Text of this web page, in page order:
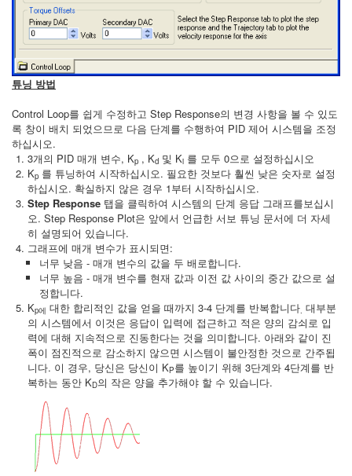
튜닝 방법
Control Loop를 쉽게 수정하고 Step Response의 변경 사항을 볼 수 있도
록 창이 배치 되었으므로 다음 단계를 수행하여 PID 제어 시스템을 조정
하십시오.
3개의 PID 매개 변수, Kp , Kd 및 Ki 를 모두 0으로 설정하십시오
Kp 를 튜닝하여 시작하십시오. 필요한 것보다 훨씬 낮은 숫자로 설정
하십시오. 확실하지 않은 경우 1부터 시작하십시오.
Step Response 탭을 클릭하여 시스템의 단계 응답 그래프를보십시
오. Step Response Plot은 앞에서 언급한 서보 튜닝 문서에 더 자세
히 설명되어 있습니다.
그래프에 매개 변수가 표시되면:
너무 낮음 - 매개 변수의 값을 두 배로합니다.
너무 높음 - 매개 변수를 현재 값과 이전 값 사이의 중간 값으로 설
정합니다.
Kp에 대한 합리적인 값을 얻을 때까지 3-4 단계를 반복합니다. 대부분
의 시스템에서 이것은 응답이 입력에 접근하고 적은 양의 감쇠로 입
력에 대해 지속적으로 진동한다는 것을 의미합니다. 아래와 같이 진
폭이 점진적으로 감소하지 않으면 시스템이 불안정한 것으로 간주됩
니다. 이 경우, 당신은 당신이 KP를 높이기 위해 3단계와 4단계를 반
복하는 동안 KD의 작은 양을 추가해야 할 수 있습니다.